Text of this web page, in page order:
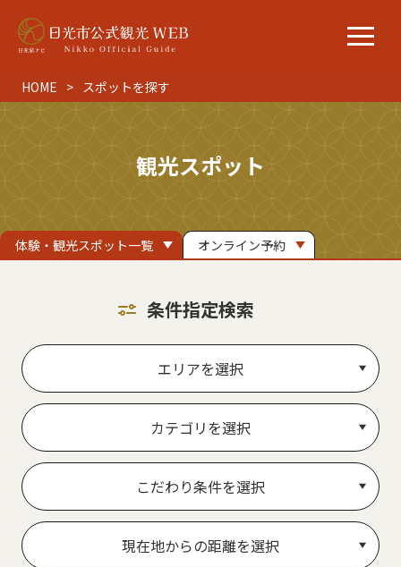
HOME スポットを探す
観光スポット
体験・観光スポット一覧 オンライン予約
条件指定検索
エリアを選択
カテゴリを選択
こだわり条件を選択
現在地からの距離を選択